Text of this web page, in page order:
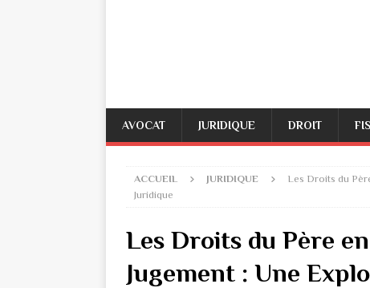
AVOCAT JURIDIQUE DROIT
ACCUEIL JURIDIQUE
Les Droits du
Juridique
Les Droits du Père
Jugement : Une